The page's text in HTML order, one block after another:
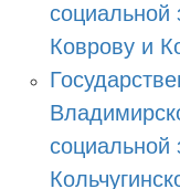
социальной
Коврову и